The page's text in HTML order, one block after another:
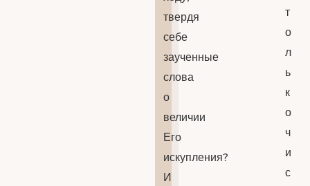
твердя
себе
заученные
слова
о
величии
Его
искупления?
И
т
о
л
ь
к
о
ч
и
с